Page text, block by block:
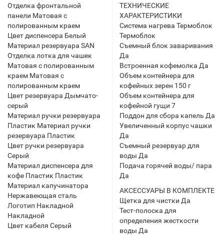
Отделка фронтальной
панели Матовая с
полированным краем
Цвет диспенсера Белый
Материал резервуара SAN
Отделка лотка для чашек
Матовая с полированным
краем Матовая с
полированным краем
Цвет резервуара Дымчато-
серый
Материал ручки резервуара
Пластик Материал ручки
резервуара Пластик
Цвет ручки резервуара
Серый
Материал диспенсера для
кофе Пластик Пластик
Материал капучинатора
Нержавеющая сталь
Логотип Накладной
Накладной
Цвет кабеля Серый
ТЕХНИЧЕСКИЕ
ХАРАКТЕРИСТИКИ
Система нагрева Термоблок
Термоблок
Съемный блок заваривания
Да
Встроенная кофемолка Да
Объем контейнера для
кофейных зерен 150 г
Объем контейнера для
кофейной гущи 7
Поддон для сбора капель Да
Увеличенный корпус чашки
Да
Съемный резервуар для
воды Да
Подача горячей воды/ пара
Да
АКСЕССУАРЫ В КОМПЛЕКТЕ
Щетка для чистки Да
Тест-полоска для
определения жесткости
воды Да